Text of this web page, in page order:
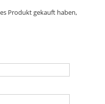
Produkt gekauft haben,